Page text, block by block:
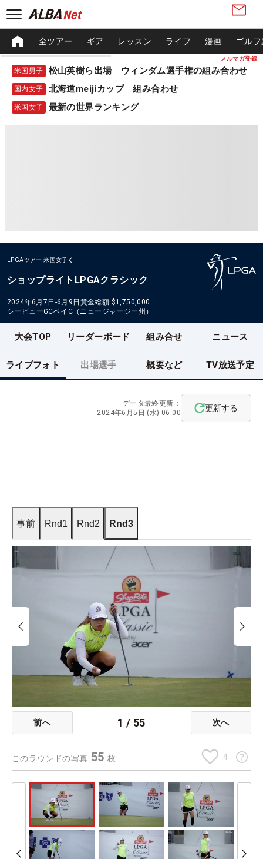
メルマガ登録
全ツアー ギア レッスン ライフ 漫画 ゴル
米国男子 松山英樹ら出場 ウィンダム選手権の組み合わせ
国内女子 北海道meijiカップ 組み合わせ
米国女子 最新の世界ランキング
LPGAツアー 米国女子
ショップライトLPGAクラシック
2024年6月7日-6月9日 賞金総額 $1,750,000
シービューGCベイC（ニュージャージー州）
大会TOP リーダーボード 組み合せ ニュース
ライブフォト 出場選手 概要など TV放送予定
データ最終更新：
2024年6月5日 (水) 06:00
更新する
事前 Rnd1 Rnd2 Rnd3
前へ 1 / 55 次へ
このラウンドの写真 55枚 4